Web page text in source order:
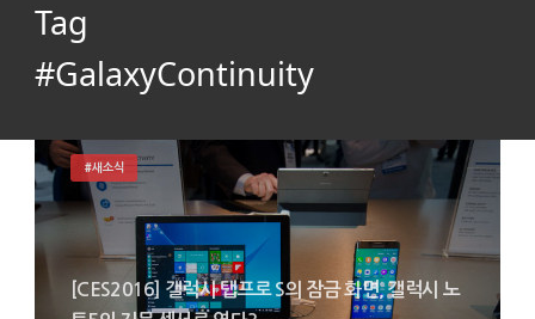
Tag
#GalaxyContinuity
[CES2016] 갤럭시 탭프로 S의 잠금 화면, 갤럭시 노
#새소식